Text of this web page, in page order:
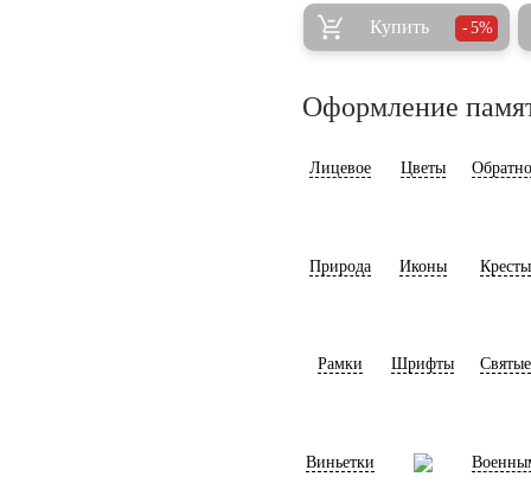
Купить 5%
Оформление
Лицевое Цветы
Природа Иконы Кресты
Рамки Шрифты Святые
Виньетки